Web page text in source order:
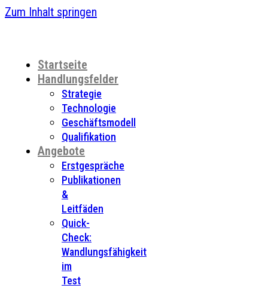
Zum Inhalt springen
Startseite
Handlungsfelder
Strategie
Technologie
Geschäftsmodell
Qualifikation
Angebote
Erstgespräche
Publikationen
&
Leitfäden
Quick-
Check:
Wandlungsfähigkeit
im
Test